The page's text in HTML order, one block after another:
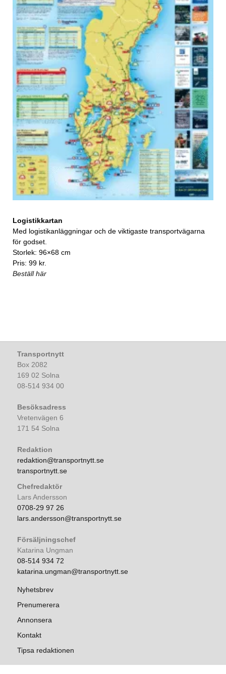
Logistikkartan
Med logistikanläggningar och de viktigaste transportvägarna
för godset.
Storlek: 96×68 cm
Pris: 99 kr.
Beställ här
Transportnytt
Box 2082
169 02 Solna
08-514 934 00
Besöksadress
Vretenvägen 6
171 54 Solna
Redaktion
redaktion@transportnytt.se
transportnytt.se
Chefredaktör
Lars Andersson
0708-29 97 26
lars.andersson@transportnytt.se
Försäljningschef
Katarina Ungman
08-514 934 72
katarina.ungman@transportnytt.se
Nyhetsbrev
Prenumerera
Annonsera
Kontakt
Tipsa redaktionen